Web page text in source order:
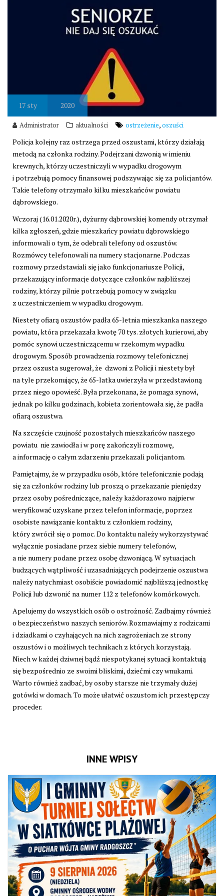
17 sty 2020
Administrator aktualności ostrzeżenie,oszuści
Policja kolejny raz ostrzega przed oszustami, którzy działają
metodą na członka rodziny. Podejrzani dzwonią w imieniu
krewnych, którzy uczestniczyli w wypadku drogowym
i potrzebują pomocy finansowej podszywając się za policjantów.
Takie telefony otrzymało kilku mieszkańców powiatu
dąbrowskiego.
Wczoraj (16.01.2020r.), dyżurny dąbrowskiej komendy otrzymał
kilka zgłoszeń, gdzie mieszkańcy powiatu dąbrowskiego
informowali o tym, że odebrali telefony od oszustów.
Rozmówcy telefonowali na numery stacjonarne. Podczas
rozmowy przedstawiali się jako funkcjonariusze Policji,
przekazujący informacje dotyczące członków najbliższej
rodziny, którzy pilnie potrzebują pomocy w związku
z uczestniczeniem w wypadku drogowym.
Niestety ofiarą oszustów padła 65-letnia mieszkanka naszego
powiatu, która przekazała kwotę 70 tys. złotych kurierowi, aby
pomóc synowi uczestniczącemu w rzekomym wypadku
drogowym. Sposób prowadzenia rozmowy telefonicznej
przez oszusta sugerował, że dzwoni z Policji i niestety był
na tyle przekonujący, że 65-latka uwierzyła w przedstawioną
przez niego opowieść. Była przekonana, że pomaga synowi,
jednak po kilku godzinach, kobieta zorientowała się, że padła
ofiarą oszustwa.
Na szczęście czujność pozostałych mieszkańców naszego
powiatu nie zawiodła i w porę zakończyli rozmowę,
a informację o całym zdarzeniu przekazali policjantom.
Pamiętajmy, że w przypadku osób, które telefonicznie podają
się za członków rodziny lub proszą o przekazanie pieniędzy
przez osoby pośredniczące, należy każdorazowo najpierw
weryfikować uzyskane przez telefon informacje, poprzez
osobiste nawiązanie kontaktu z członkiem rodziny,
który zwrócił się o pomoc. Do kontaktu należy wykorzystywać
wyłącznie posiadane przez siebie numery telefonów,
a nie numery podane przez osobę dzwoniącą. W sytuacjach
budzących wątpliwość i uzasadniających podejrzenie oszustwa
należy natychmiast osobiście powiadomić najbliższą jednostkę
Policji lub dzwonić na numer 112 z telefonów komórkowych.
Apelujemy do wszystkich osób o ostrożność. Zadbajmy również
o bezpieczeństwo naszych seniorów. Rozmawiajmy z rodzicami
i dziadkami o czyhających na nich zagrożeniach ze strony
oszustów i o możliwych technikach z których korzystają.
Niech w każdej dziwnej bądź niespotykanej sytuacji kontaktują
się bezpośrednio ze swoimi bliskimi, dziećmi czy wnukami.
Warto również zadbać, by osoby starsze nie trzymały dużej
gotówki w domach. To może ułatwić oszustom ich przestępczy
proceder.
INNE WPISY